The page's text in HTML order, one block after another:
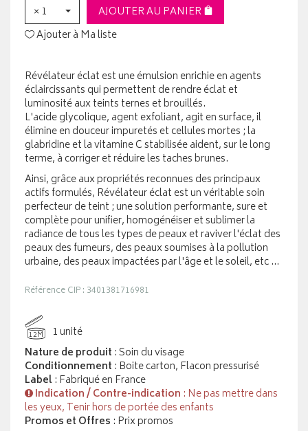
× 1
AJOUTER AU PANIER
Ajouter à Ma liste
Révélateur éclat est une émulsion enrichie en agents
éclaircissants qui permettent de rendre éclat et
luminosité aux teints ternes et brouillés.
L'acide glycolique, agent exfoliant, agit en surface, il
élimine en douceur impuretés et cellules mortes ; la
glabridine et la vitamine C stabilisée aident, sur le long
terme, à corriger et réduire les taches brunes.
Ainsi, grâce aux propriétés reconnues des principaux
actifs formulés, Révélateur éclat est un véritable soin
perfecteur de teint ; une solution performante, sure et
complète pour unifier, homogénéiser et sublimer la
radiance de tous les types de peaux et raviver l'éclat des
peaux des fumeurs, des peaux soumises à la pollution
urbaine, des peaux impactées par l'âge et le soleil, etc ...
Référence CIP : 3401381716981
12M
1 unité
Nature de produit : Soin du visage
Conditionnement : Boite carton, Flacon pressurisé
Label: Fabriqué en France
Indication / Contre-indication : Ne pas mettre dans
les yeux, Tenir hors de portée des enfants
Promos et Offres : Prix promos